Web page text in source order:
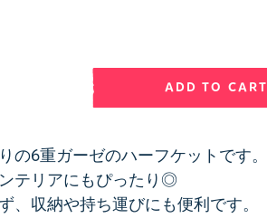
ADD TO CART
の6重ガーゼのハーフケットです。
テリアにもぴったり◎
、収納や持ち運びにも便利です。